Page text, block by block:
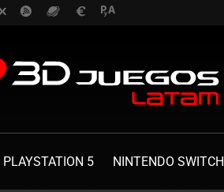
PLAYSTATION 5 NINTENDO SWITCH